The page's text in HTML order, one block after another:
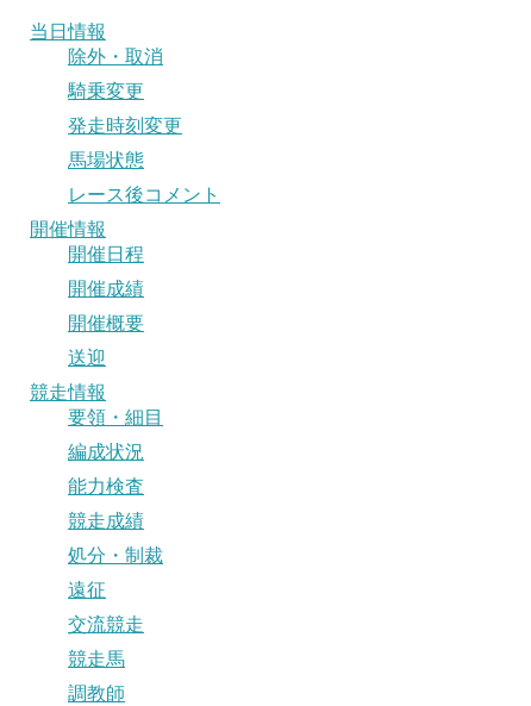
当日情報
除外・取消
騎乗変更
発走時刻変更
馬場状態
レース後コメント
開催情報
開催日程
開催成績
開催概要
送迎
競走情報
要領・細目
編成状況
能力検査
競走成績
処分・制裁
遠征
交流競走
競走馬
調教師